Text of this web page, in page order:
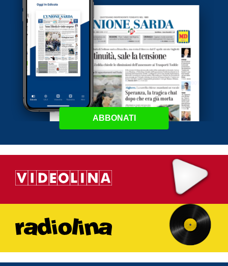
ABBONATI